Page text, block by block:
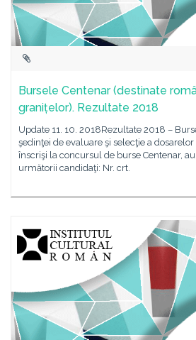
Bursele Centenar (destinate
granițelor). Rezultate 2018
Update 11. 10. 2018Rezultate 2018 –
şedinţei de evaluare şi selecţie a
înscrişi la concursul de burse Centenar,
următorii candidaţi: Nr. crt.